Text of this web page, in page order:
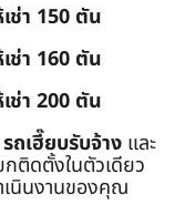
ช่า 150 ตัน
ช่า 160 ตัน
ช่า 200 ตัน
รถเฮี๊ยบรับจ้าง และ
ติดตั้งในตัวเดียว
เนินงานของคุณ